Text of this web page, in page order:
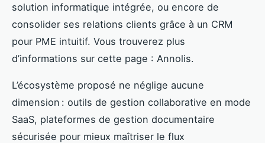
solution informatique intégrée, ou encore de
consolider ses relations clients grâce à un CRM
pour PME intuitif. Vous trouverez plus
d’informations sur cette page : Annolis.
L’écosystème proposé ne néglige aucune
dimension : outils de gestion collaborative en mode
SaaS, plateformes de gestion documentaire
sécurisée pour mieux maîtriser le flux